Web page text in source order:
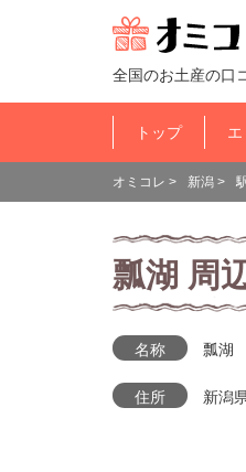
全国のお土産の口
トップ
オミコレ > 新潟 >
瓢湖 周
名称 瓢湖
住所 新潟